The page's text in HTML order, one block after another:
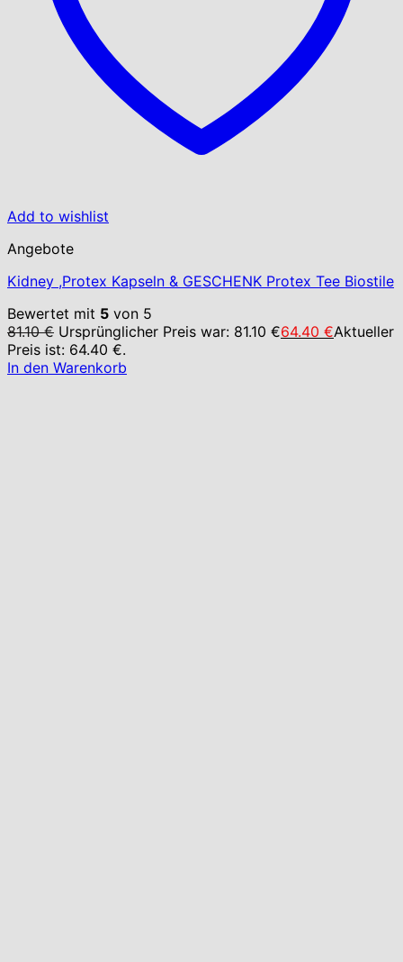
Add to wishlist
Angebote
Kidney ,Protex Kapseln & GESCHENK Protex Tee Biostile
Bewertet mit 5 von 5
81.10€ Ursprünglicher Preis war: 81.10 €64.40 €Aktueller
Preis ist: 64.40 €.
In den Warenkorb